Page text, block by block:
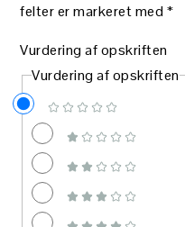
felter er markeret med *
Vurdering af opskriften
Vurdering af opskriften